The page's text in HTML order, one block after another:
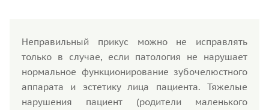
Неправильный прикус можно не исправлять
только в случае, если патология не нарушает
нормальное функционирование зубочелюстного
аппарата и эстетику лица пациента. Тяжелые
нарушения пациент (родители маленького